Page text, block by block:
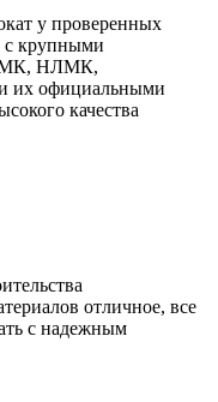
у проверенных
с крупными
НЛМК,
их официальными
качества
отличное, все
с надежным